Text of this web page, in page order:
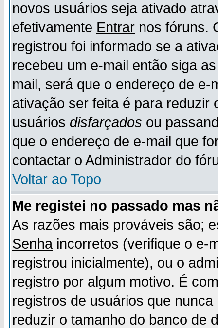
novos usuários seja ativado
efetivamente Entrar nos fóruns.
registrou foi informado se a
recebeu um e-mail então siga
mail, será que o endereço de
ativação ser feita é para reduzir
usuários disfarçados ou
que o endereço de e-mail que
contactar o Administrador do
Voltar ao Topo
Me registei no passado mas
As razões mais prováveis são;
Senhaincorretos (verifique o e-
registrou inicialmente), ou o
registro por algum motivo. É
registros de usuários que
reduzir o tamanho do banco de